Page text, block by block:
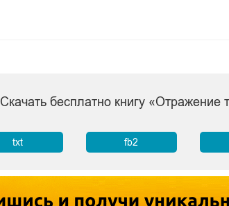
Скачать бесплатно книгу «Отражение
txt fb2